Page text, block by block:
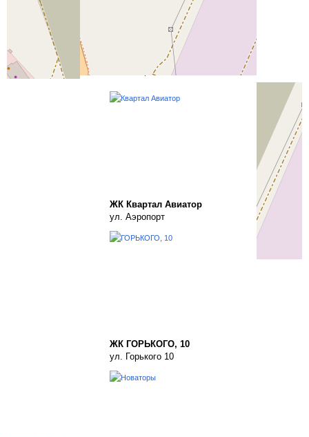
Похожие новостройки рядом
Все жилые комплексы Новосибирска
ЖК Квартал Авиатор
ул. Аэропорт
ЖК ГОРЬКОГО, 10
ул. Горького 10